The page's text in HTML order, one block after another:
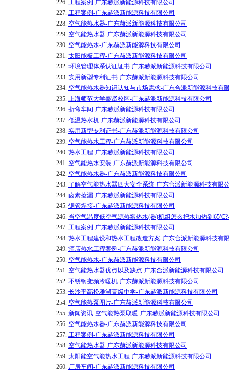
226. 工程案例-广东赫派新能源科技有限公司
227. 工程案例-广东赫派新能源科技有限公司
228. 空气能热水器-广东赫派新能源科技有限公司
229. 空气能热水器-广东赫派新能源科技有限公司
230. 空气能热水-广东赫派新能源科技有限公司
231. 太阳能板工程-广东赫派新能源科技有限公司
232. 环境管理体系认证证书-广东赫派新能源科技有限公司
233. 实用新型专利证书-广东赫派新能源科技有限公司
234. 空气能热水器知识认知与市场需求-广东合派新能源科技有
235. 上海师范大学奉贤校区-广东赫派新能源科技有限公司
236. 折弯车间-广东赫派新能源科技有限公司
237. 低温热水机-广东赫派新能源科技有限公司
238. 实用新型专利证书-广东赫派新能源科技有限公司
239. 空气能热水工程-广东赫派新能源科技有限公司
240. 热水工程-广东赫派新能源科技有限公司
241. 空气能热水安装-广东赫派新能源科技有限公司
242. 空气能热水器-广东赫派新能源科技有限公司
243. 了解空气能热水器四大安全系统-广东合派新能源科技有限
244. 卤素捡漏-广东赫派新能源科技有限公司
245. 铜管焊接-广东赫派新能源科技有限公司
246. 当空气温度低空气源热泵热水(器)机组怎么把水加热到
247. 工程案例-广东赫派新能源科技有限公司
248. 热水工程建设和热水工程改造方案-广东合派新能源科技有
249. 酒店热水工程案例-广东赫派新能源科技有限公司
250. 空气能热水-广东赫派新能源科技有限公司
251. 空气能热水器优点以及缺点-广东合派新能源科技有限公司
252. 不锈钢变频冷暖机-广东赫派新能源科技有限公司
253. 长沙平高松雅湖高级中学-广东赫派新能源科技有限公司
254. 空气能热泵图片-广东赫派新能源科技有限公司
255. 新闻资讯-空气能热泵取暖-广东赫派新能源科技有限公司
256. 空气能热水器-广东赫派新能源科技有限公司
257. 工程案例-广东赫派新能源科技有限公司
258. 空气能热水器-广东赫派新能源科技有限公司
259. 太阳能空气能热水工程-广东赫派新能源科技有限公司
260. 厂房车间-广东赫派新能源科技有限公司